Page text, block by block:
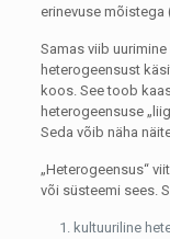
erinevuse mõistega
Samas viib
heterogeensust
koos. See toob
heterogeensuse
Seda võib näha
„Heterogeensus“
või süsteemi sees.
kultuuriline